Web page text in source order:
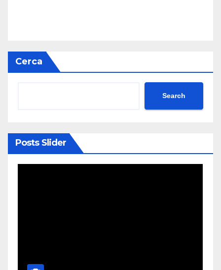
Cerca
Search
Posts Slider